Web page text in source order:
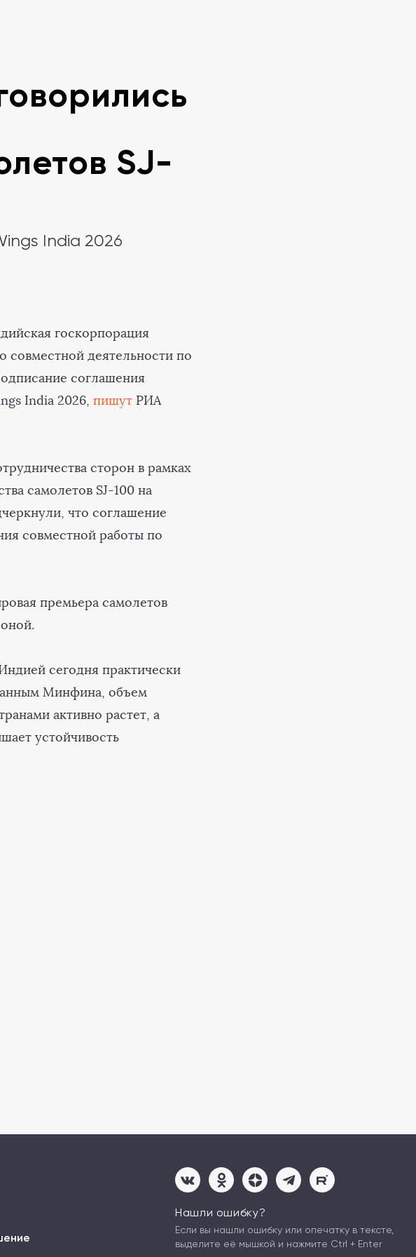
SJ-
India 2026
госкорпорация
совместной деятельности по
соглашения
India 2026, пишут РИА
сторон в рамках
самолетов SJ-100 на
что соглашение
совместной работы по
премьера самолетов
сегодня практически
Минфина, объем
активно растет, а
устойчивость
Нашли ошибку?
Если вы нашли ошибку или опечатку в тексте,
выделите её мышкой и нажмите Ctrl + Enter